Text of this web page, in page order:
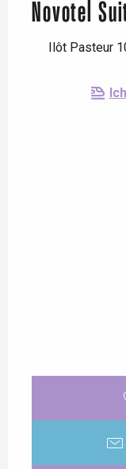
Novotel
Ilôt Pasteur